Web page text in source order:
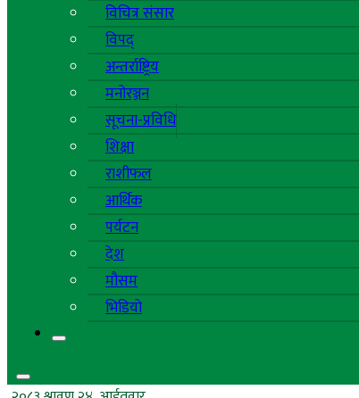
विचित्र संसार
विपद्
अन्तर्राष्ट्रिय
मनोरञ्जन
सूचना-प्रविधि
शिक्षा
राशीफल
आर्थिक
पर्यटन
देश
मौसम
भिडियो